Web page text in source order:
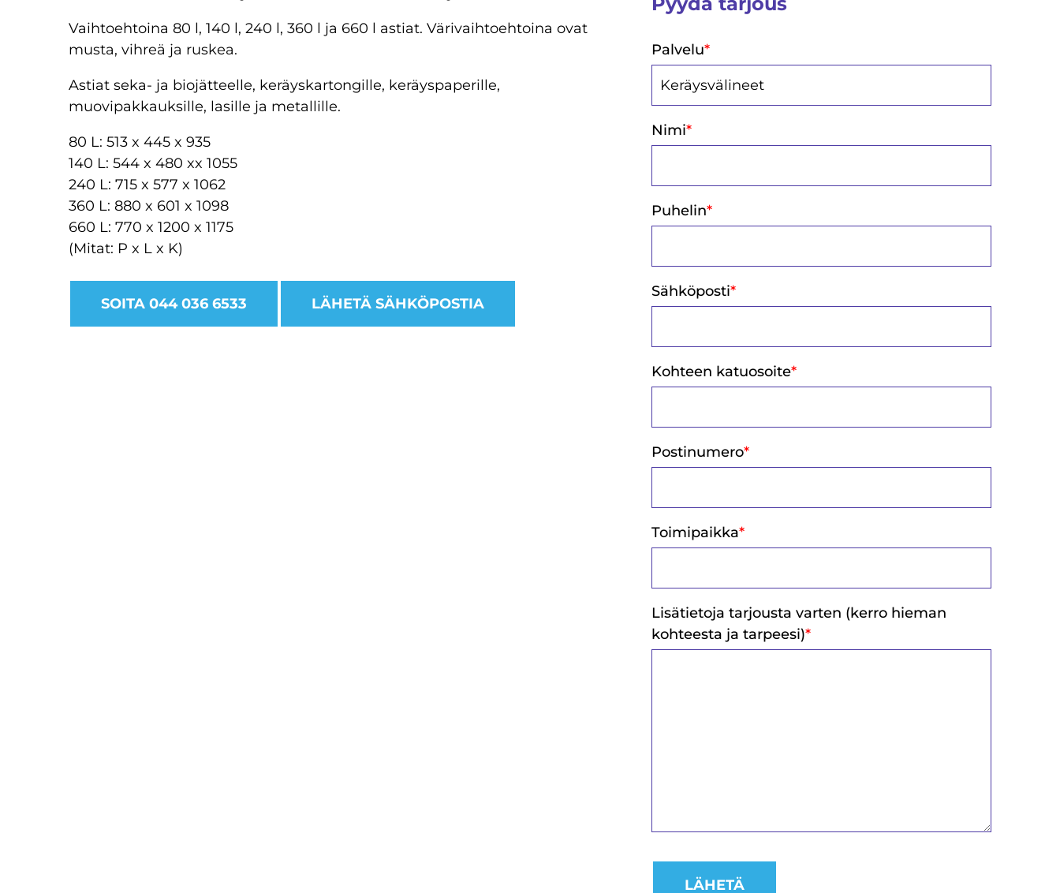
Vaihtoehtoina 80 l, 140 l, 240 l, 360 l ja 660 l astiat. Värivaihtoehtoina ovat
musta, vihreä ja ruskea.
Astiat seka- ja biojätteelle, keräyskartongille, keräyspaperille,
muovipakkauksille, lasille ja metallille.
80 L: 513 x 445 x 935
140 L: 544 x 480 xx 1055
240 L: 715 x 577 x 1062
360 L: 880 x 601 x 1098
660 L: 770 x 1200 x 1175
(Mitat: P x L x K)
SOITA 044 036 6533 LÄHETÄ SÄHKÖPOSTIA
Palvelu*
Nimi*
Puhelin*
Sähköposti*
Kohteen katuosoite*
Postinumero*
Toimipaikka*
Lisätietoja tarjousta varten (kerro hieman
kohteesta ja tarpeesi)*